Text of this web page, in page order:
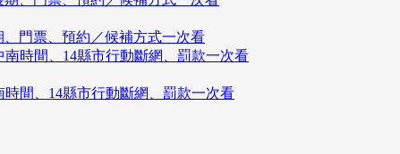
門票、預約／候補方式一次看
時間、14縣市行動斷網、罰款一次看